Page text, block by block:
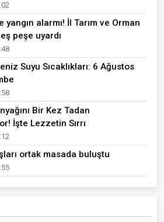
yangın alarmı! İl Tarım ve Orman
peşe uyardı
Suyu Sıcaklıkları: 6 Ağustos
Bir Kez Tadan
İşte Lezzetin Sırrı
ortak masada buluştu